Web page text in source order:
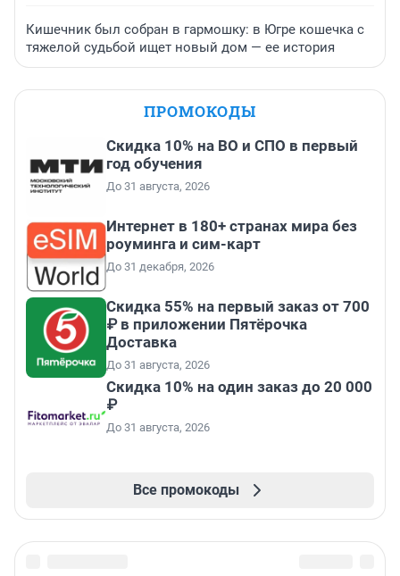
Кишечник был собран в гармошку: в Югре кошечка с
тяжелой судьбой ищет новый дом — ее история
ПРОМОКОДЫ
Скидка 10% на ВО и СПО в первый
год обучения
До 31 августа, 2026
Интернет в 180+ странах мира без
роуминга и сим-карт
До 31 декабря, 2026
Скидка 55% на первый заказ от 700
₽ в приложении Пятёрочка
Доставка
До 31 августа, 2026
Скидка 10% на один заказ до 20 000
₽
До 31 августа, 2026
Все промокоды